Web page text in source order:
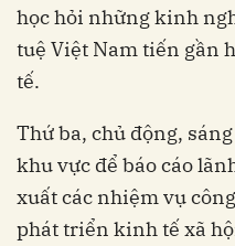
học hỏi những kinh
tuệ Việt Nam tiến gần
tế.
Thứ ba, chủ động,
khu vực để báo cáo
xuất các nhiệm vụ
phát triển kinh tế xã